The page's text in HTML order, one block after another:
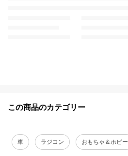
この商品のカテゴリー
車 ラジコン おもちゃ＆ホビー